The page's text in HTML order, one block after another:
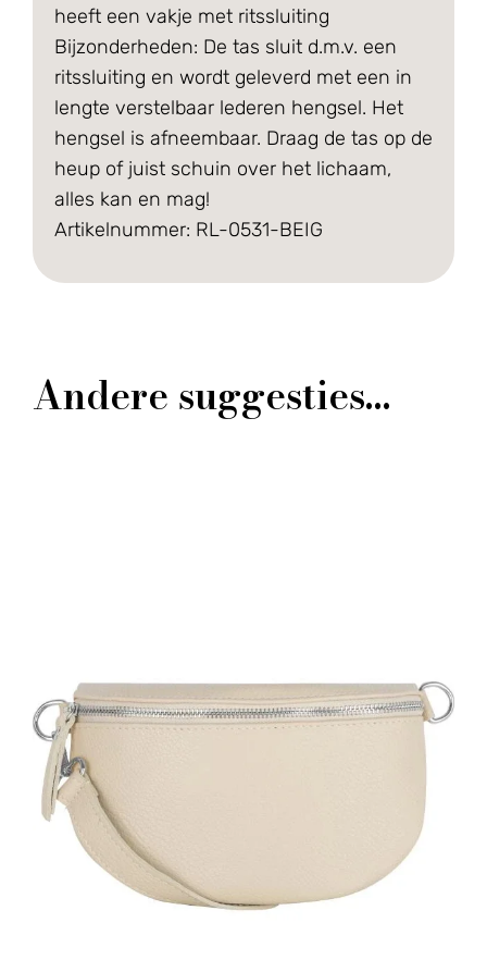
heeft een vakje met ritssluiting
Bijzonderheden: De tas sluit d.m.v. een
ritssluiting en wordt geleverd met een in
lengte verstelbaar lederen hengsel. Het
hengsel is afneembaar. Draag de tas op de
heup of juist schuin over het lichaam,
alles kan en mag!
Artikelnummer: RL-0531-BEIG
Andere suggesties…